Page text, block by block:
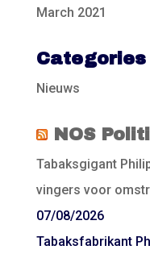
March 2021
Categories
Nieuws
NOS
Tabaksgigant
vingers voor
07/08/2026
Tabaksfabrikant